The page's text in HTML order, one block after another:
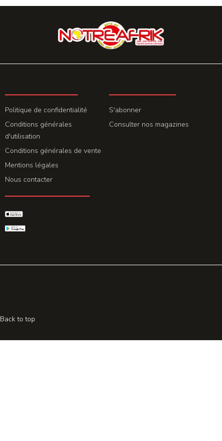
Politique de confidentialité
Conditions générales
d'utilisation
Conditions générales de vente
Mentions légales
Nous contacter
S'abonner
Consulter nos magazines
Back to top